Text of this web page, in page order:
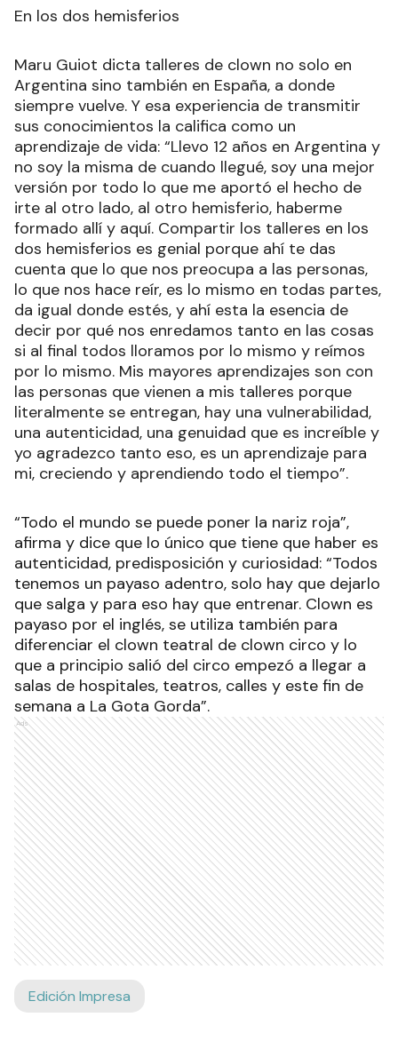
En los dos hemisferios
Maru Guiot dicta talleres de clown no solo en
Argentina sino también en España, a donde
siempre vuelve. Y esa experiencia de transmitir
sus conocimientos la califica como un
aprendizaje de vida: “Llevo 12 años en Argentina y
no soy la misma de cuando llegué, soy una mejor
versión por todo lo que me aportó el hecho de
irte al otro lado, al otro hemisferio, haberme
formado allí y aquí. Compartir los talleres en los
dos hemisferios es genial porque ahí te das
cuenta que lo que nos preocupa a las personas,
lo que nos hace reír, es lo mismo en todas partes,
da igual donde estés, y ahí esta la esencia de
decir por qué nos enredamos tanto en las cosas
si al final todos lloramos por lo mismo y reímos
por lo mismo. Mis mayores aprendizajes son con
las personas que vienen a mis talleres porque
literalmente se entregan, hay una vulnerabilidad,
una autenticidad, una genuidad que es increíble y
yo agradezco tanto eso, es un aprendizaje para
mi, creciendo y aprendiendo todo el tiempo”.
“Todo el mundo se puede poner la nariz roja”,
afirma y dice que lo único que tiene que haber es
autenticidad, predisposición y curiosidad: “Todos
tenemos un payaso adentro, solo hay que dejarlo
que salga y para eso hay que entrenar. Clown es
payaso por el inglés, se utiliza también para
diferenciar el clown teatral de clown circo y lo
que a principio salió del circo empezó a llegar a
salas de hospitales, teatros, calles y este fin de
semana a La Gota Gorda”.
Ads
Edición Impresa